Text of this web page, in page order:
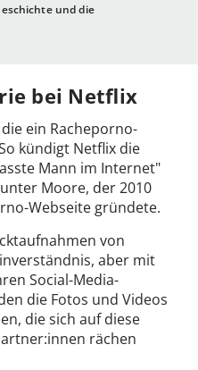
und die
bei Netflix
ein Racheporno-
kündigt Netflix die
Mann im Internet"
Moore, der 2010
Webseite gründete.
von
aber mit
Social-Media-
die Fotos und Videos
die sich auf diese
rächen